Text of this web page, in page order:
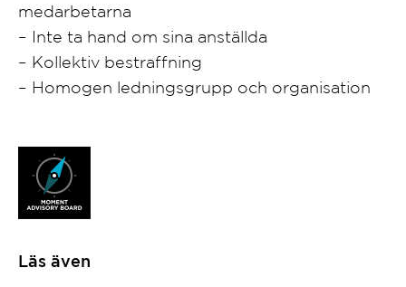
medarbetarna
– Inte ta hand om sina anställda
– Kollektiv bestraffning
– Homogen ledningsgrupp och organisation
Läs även